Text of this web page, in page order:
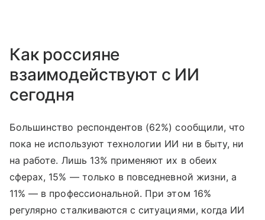
Как россияне
взаимодействуют с ИИ
сегодня
Большинство респондентов (62%) сообщили, что
пока не используют технологии ИИ ни в быту, ни
на работе. Лишь 13% применяют их в обеих
сферах, 15% — только в повседневной жизни, а
11% — в профессиональной. При этом 16%
регулярно сталкиваются с ситуациями, когда ИИ